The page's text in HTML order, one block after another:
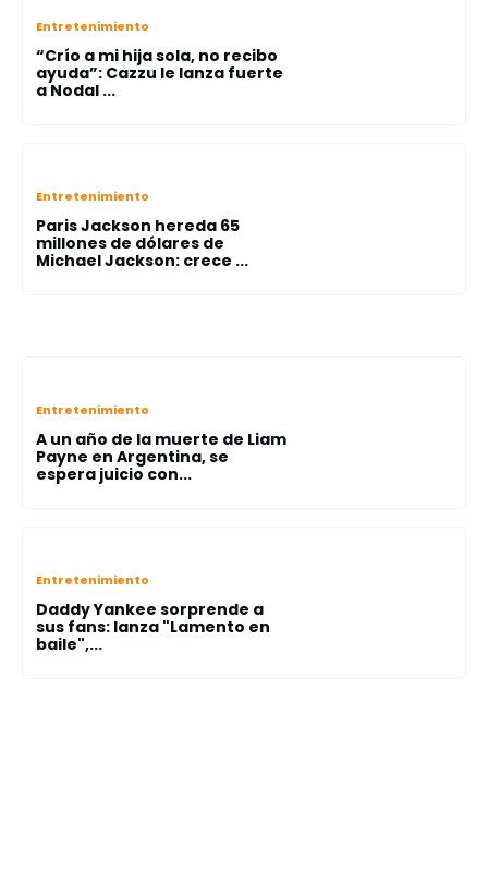
Entretenimiento
“Crío a mi hija sola, no recibo
ayuda”: Cazzu le lanza fuerte
a Nodal ...
Entretenimiento
Paris Jackson hereda 65
millones de dólares de
Michael Jackson: crece ...
Entretenimiento
A un año de la muerte de Liam
Payne en Argentina, se
espera juicio con...
Entretenimiento
Daddy Yankee sorprende a
sus fans: lanza "Lamento en
baile",...